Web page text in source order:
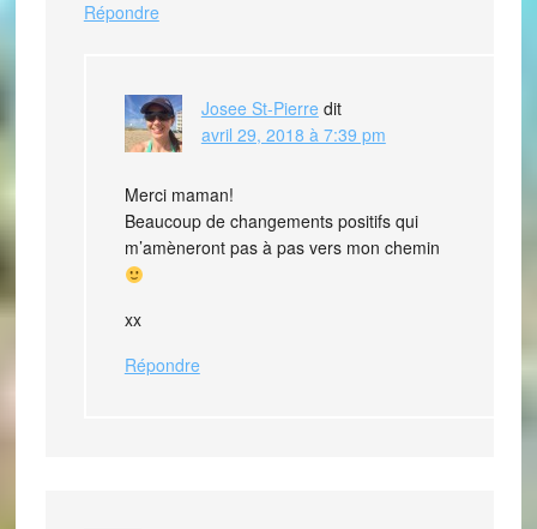
Répondre
Josee St-Pierre dit
avril 29, 2018 à 7:39 pm
Merci maman!
Beaucoup de changements positifs qui
m’amèneront pas à pas vers mon chemin
xx
Répondre